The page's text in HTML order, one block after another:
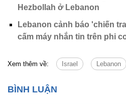
Hezbollah ở Lebanon
Lebanon cảnh báo 'chiến
cấm máy nhắn tin trên phi
Xem thêm về: Israel Lebanon